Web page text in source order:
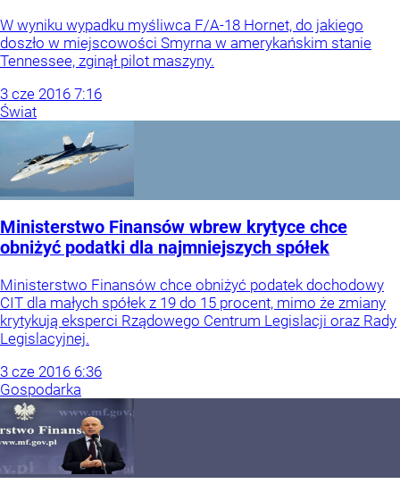
W wyniku wypadku myśliwca F/A-18 Hornet, do jakiego
doszło w miejscowości Smyrna w amerykańskim stanie
Tennessee, zginął pilot maszyny.
3 cze 2016 7:16
Świat
Ministerstwo Finansów wbrew krytyce chce
obniżyć podatki dla najmniejszych spółek
Ministerstwo Finansów chce obniżyć podatek dochodowy
CIT dla małych spółek z 19 do 15 procent, mimo że zmiany
krytykują eksperci Rządowego Centrum Legislacji oraz Rady
Legislacyjnej.
3 cze 2016 6:36
Gospodarka